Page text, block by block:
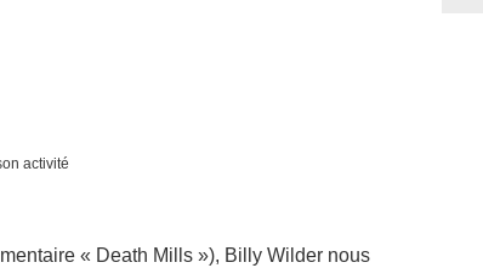
activité
« Death Mills »), Billy Wilder nous